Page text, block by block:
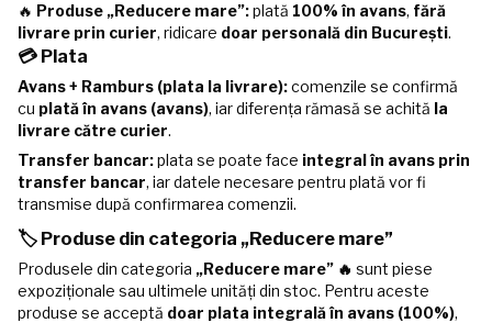
🔥 Produse „Reducere mare”:plată 100% în avans, fără
livrare prin curier, ridicare doar personală din București.
💳 Plata
Avans + Ramburs (plata la livrare):comenzile se confirmă
cu plată în avans (avans), iar diferența rămasă se achită la
livrare către curier.
Transfer bancar:plata se poate face integral în avans prin
transfer bancar, iar datele necesare pentru plată vor fi
transmise după confirmarea comenzii.
🏷️ Produse din categoria „Reducere mare”
Produsele din categoria „Reducere mare” 🔥 sunt piese
expoziționale sau ultimele unități din stoc. Pentru aceste
produse se acceptă doar plata integrală în avans (100%),